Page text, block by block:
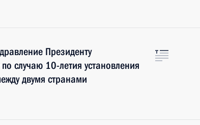
Президенту
случаю 10-летия установления
двумя странами